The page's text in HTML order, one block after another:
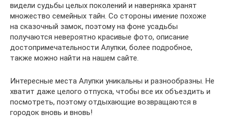
видели судьбы целых поколений и наверняка хранят
множество семейных тайн. Со стороны имение похоже
на сказочный замок, поэтому на фоне усадьбы
получаются невероятно красивые фото, описание
достопримечательности Алупки, более подробное,
также можно найти на нашем сайте.
Интересные места Алупки уникальны и разнообразны. Не
хватит даже целого отпуска, чтобы все их объездить и
посмотреть, поэтому отдыхающие возвращаются в
городок вновь и вновь!